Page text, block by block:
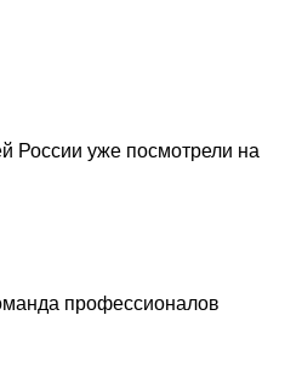
России уже посмотрели на
профессионалов